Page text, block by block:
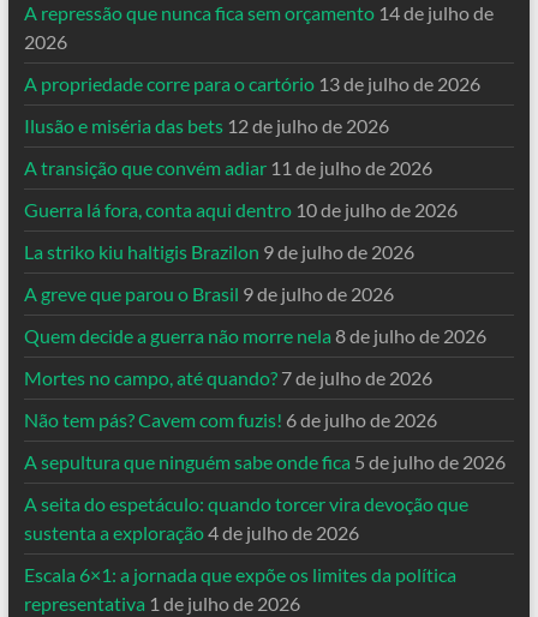
A repressão que nunca fica sem orçamento 14 de julho de
2026
A propriedade corre para o cartório 13 de julho de 2026
Ilusão e miséria das bets 12 de julho de 2026
A transição que convém adiar 11 de julho de 2026
Guerra lá fora, conta aqui dentro 10 de julho de 2026
La striko kiu haltigis Brazilon 9 de julho de 2026
A greve que parou o Brasil 9 de julho de 2026
Quem decide a guerra não morre nela 8 de julho de 2026
Mortes no campo, até quando? 7 de julho de 2026
Não tem pás? Cavem com fuzis! 6 de julho de 2026
A sepultura que ninguém sabe onde fica 5 de julho de 2026
A seita do espetáculo: quando torcer vira devoção que
sustenta a exploração4 de julho de 2026
Escala 6×1: a jornada que expõe os limites da política
representativa 1 de julho de 2026